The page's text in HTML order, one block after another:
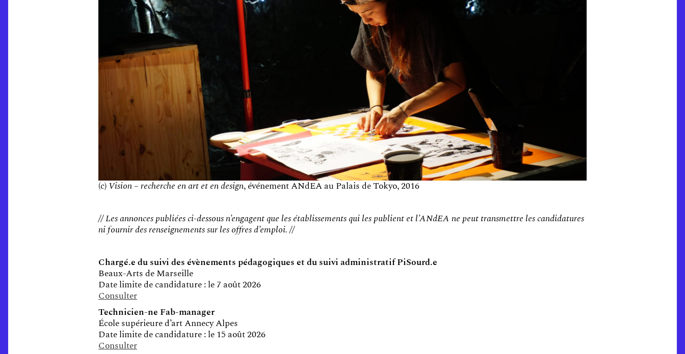
(c)Vision – recherche en art et en design, événement ANdEA au Palais de Tokyo, 2016
// Les annonces publiées ci-dessous n’engagent que les établissements qui les publient et l’ANdEA ne peut transmettre les candidatures
ni fournir des renseignements sur les offres d’emploi. //
Chargé.e du suivi des évènements pédagogiques et du suivi administratif PiSourd.e
Beaux-Arts de Marseille
Date limite de candidature : le 7 août 2026
Consulter
Technicien-ne Fab-manager
École supérieure d’art Annecy Alpes
Date limite de candidature : le 15 août 2026
Consulter